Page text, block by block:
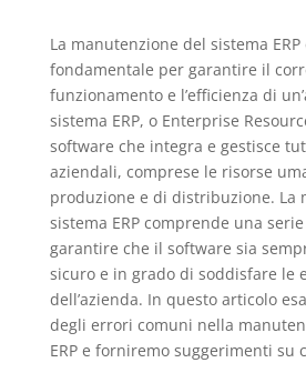
La manutenzione del sistema
fondamentale per garantire il
funzionamento e l’efficienza di
sistema ERP, o Enterprise
software che integra e gestisce
aziendali, comprese le risorse
produzione e di distribuzione. La
sistema ERP comprende una
garantire che il software sia
sicuro e in grado di soddisfare le
dell’azienda. In questo articolo
degli errori comuni nella
ERP e forniremo suggerimenti su